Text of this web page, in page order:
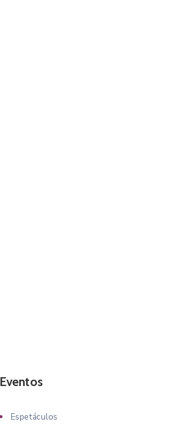
Eventos
Espetáculos